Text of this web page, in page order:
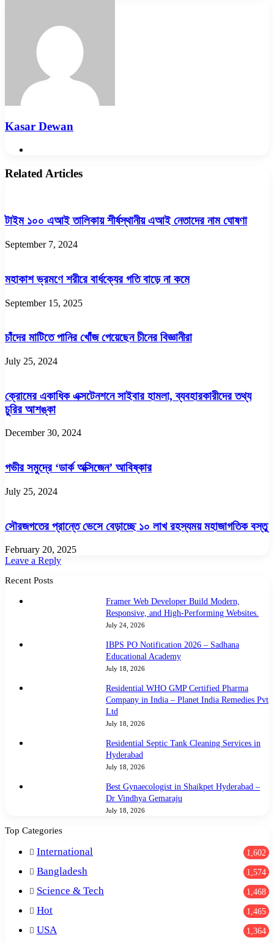
Kasar Dewan
Related Articles
টাইম ১০০ এআই তালিকায় শীর্ষস্থানীয় এআই নেতাদের নাম ঘোষণা
September 7, 2024
মহাকাশ ভ্রমণে শরীরে বার্ধক্যের গতি বাড়ে না কমে
September 15, 2025
চাঁদের মাটিতে পানির খোঁজ পেয়েছেন চীনের বিজ্ঞানীরা
July 25, 2024
ক্রোমের একাধিক এক্সটেনশনে সাইবার হামলা, ব্যবহারকারীদের তথ্য
চুরির আশঙ্কা
December 30, 2024
গভীর সমুদ্রে ‘ডার্ক অক্সিজেন’ আবিষ্কার
July 25, 2024
সৌরজগতের প্রান্তে ভেসে বেড়াচ্ছে ১০ লাখ রহস্যময় মহাজাগতিক বস্তু
February 20, 2025
Leave a Reply
Recent Posts
Framer Web Developer Build Modern,
Responsive, and High-Performing Websites.
July 24, 2026
IBPS PO Notification 2026 – Sadhana
Educational Academy
July 18, 2026
Residential WHO GMP Certified Pharma
Company in India – Planet India Remedies Pvt
Ltd
July 18, 2026
Residential Septic Tank Cleaning Services in
Hyderabad
July 18, 2026
Best Gynaecologist in Shaikpet Hyderabad –
Dr Vindhya Gemaraju
July 18, 2026
Top Categories
International 1,602
Bangladesh 1,574
Science & Tech 1,468
Hot 1,465
USA 1,364